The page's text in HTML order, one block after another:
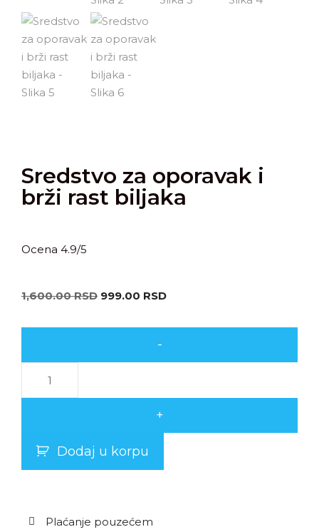
Sredstvo za oporavak i
brži rast biljaka
Ocena 4.9/5
1,600.00RSD 999.00 RSD
-
+
Dodaj u korpu
Plaćanje pouzećem